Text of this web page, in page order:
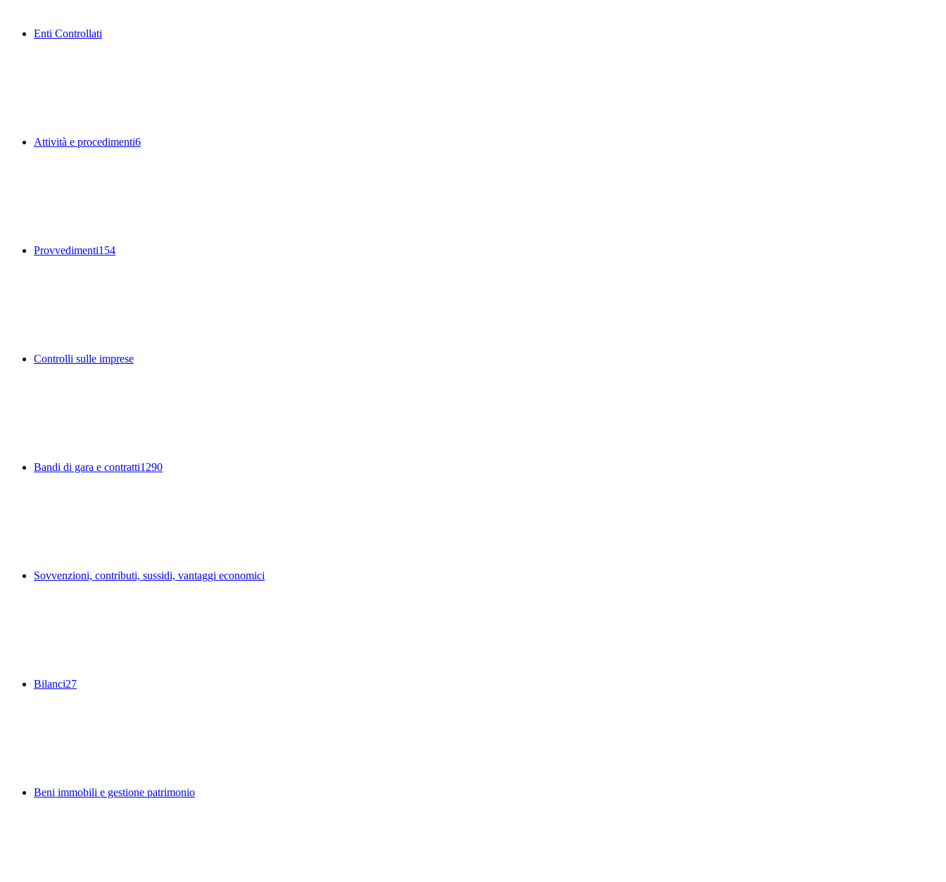
Enti Controllati
Attività e procedimenti6
Provvedimenti154
Controlli sulle imprese
Bandi di gara e contratti1290
Sovvenzioni, contributi, sussidi, vantaggi economici
Bilanci27
Beni immobili e gestione patrimonio